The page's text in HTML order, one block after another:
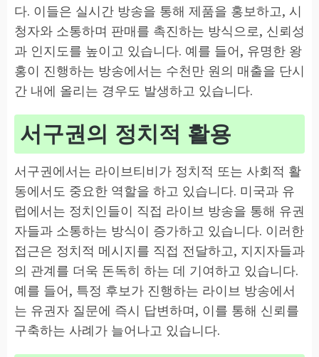
다. 이들은 실시간 방송을 통해 제품을 홍보하고, 시
청자와 소통하며 판매를 촉진하는 방식으로, 신뢰성
과 인지도를 높이고 있습니다. 예를 들어, 유명한 왕
홍이 진행하는 방송에서는 수천만 원의 매출을 단시
간 내에 올리는 경우도 발생하고 있습니다.
서구권의 정치적 활용
서구권에서는 라이브티비가 정치적 또는 사회적 활
동에서도 중요한 역할을 하고 있습니다. 미국과 유
럽에서는 정치인들이 직접 라이브 방송을 통해 유권
자들과 소통하는 방식이 증가하고 있습니다. 이러한
접근은 정치적 메시지를 직접 전달하고, 지지자들과
의 관계를 더욱 돈독히 하는 데 기여하고 있습니다.
예를 들어, 특정 후보가 진행하는 라이브 방송에서
는 유권자 질문에 즉시 답변하며, 이를 통해 신뢰를
구축하는 사례가 늘어나고 있습니다.